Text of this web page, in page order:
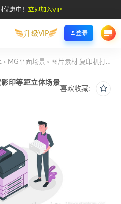
惠中！ 立即加入VIP
升级VIP 登录
> MG平面场景 > 图片素材 复印机打印机扫描仪影印等距立体场景
喜欢收藏:
印等距立体场景